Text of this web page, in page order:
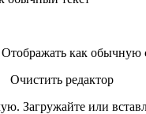
Отображать как обычную
Очистить редактор
Загружайте или